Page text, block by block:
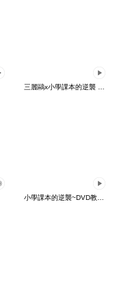
小學課本的逆襲~DVD教學光碟